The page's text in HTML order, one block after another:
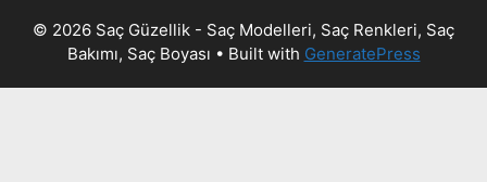
© 2026 Saç Güzellik - Saç Modelleri, Saç Renkleri, Saç
Bakımı, Saç Boyası • Built with GeneratePress